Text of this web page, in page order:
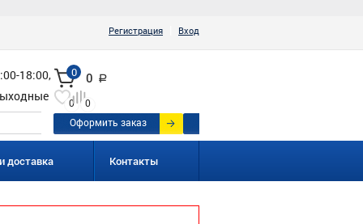
Регистрация Вход
18:00,
0 0 a
0
0
Оформить заказ
доставка Контакты